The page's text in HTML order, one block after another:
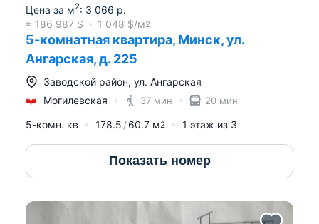
Цена за м2: 3 066 р.
≈ 186 987 $ 1 048 $/м2
5-комнатная квартира, Минск, ул.
Ангарская, д. 225
Заводской район, ул. Ангарская
Могилевская
37 мин 20 мин
5-комн. кв 178.5 60.7 м2 1 этаж из 3
Показать номер